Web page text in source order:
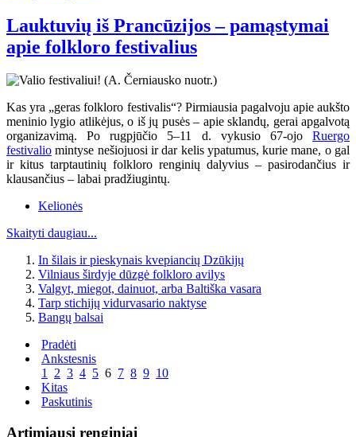
Lauktuvių iš Prancūzijos – pamąstymai
apie folkloro festivalius
Kas yra „geras folkloro festivalis“? Pirmiausia pagalvoju apie aukšto
meninio lygio atlikėjus, o iš jų pusės – apie sklandų, gerai apgalvotą
organizavimą. Po rugpjūčio 5–11 d. vykusio 67-ojo Ruergo
festivalio mintyse nešiojuosi ir dar kelis ypatumus, kurie mane, o gal
ir kitus tarptautinių folkloro renginių dalyvius – pasirodančius ir
klausančius – labai pradžiugintų.
Kelionės
Skaityti daugiau...
In šilais ir pieskynais kvepiancių Dzūkijų
Vilniaus širdyje dūzgė folkloro avilys
Valgyt, miegot, dainuot, arba Baltiška vasara
Tarp stichijų vidurvasario naktyse
Bangų balsai
Pradėti
Ankstesnis
1 2 3 4 5 6 7 8 9 10
Kitas
Paskutinis
Artimiausi renginiai